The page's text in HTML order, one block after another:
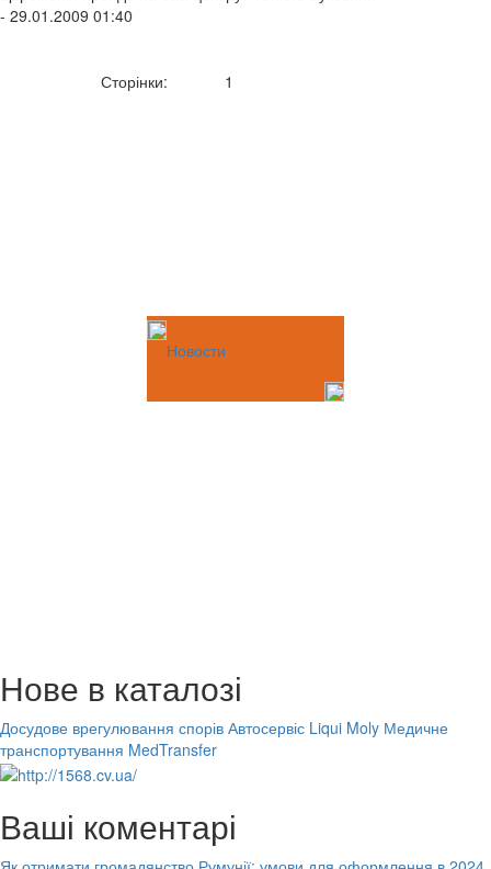
- 29.01.2009 01:40
Сторінки: 1
Новости
Нове в каталозі
Досудове врегулювання спорів Автосервіс Liqui Moly Медичне
транспортування MedTransfer
Ваші коментарі